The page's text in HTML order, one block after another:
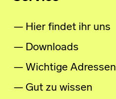
Hier findet ihr uns
Downloads
Wichtige Adressen
Gut zu wissen